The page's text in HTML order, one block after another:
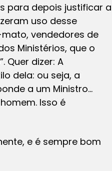
para depois justificar a
uso desse
vendedores de
Ministérios, que o
Quer dizer: A
dela: ou seja, a
a um Ministro…
Isso é
e é sempre bom